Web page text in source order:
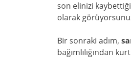
son elinizi
olarak
Bir sonraki adım,
bağımlılığından